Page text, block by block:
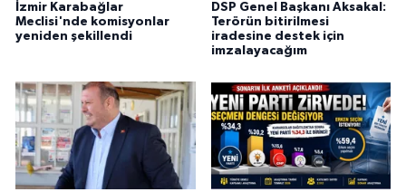
İzmir Karabağlar
Meclisi'nde komisyonlar
yeniden şekillendi
DSP Genel Başkanı Aksakal:
Terörün bitirilmesi
iradesine destek için
imzalayacağım